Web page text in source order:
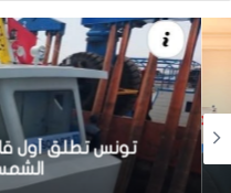
تونس تطلق أول قارب